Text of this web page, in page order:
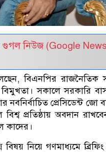
গুগল নিউজ (Google
বিএনপির রাজনৈতিক
বিমুখতা। সকালে সরকারি
প্রেসিডেন্ট জো
বিশ্ব প্রতিষ্ঠায় অবদান
কাদের।
নিয়ে গণমাধ্যমে